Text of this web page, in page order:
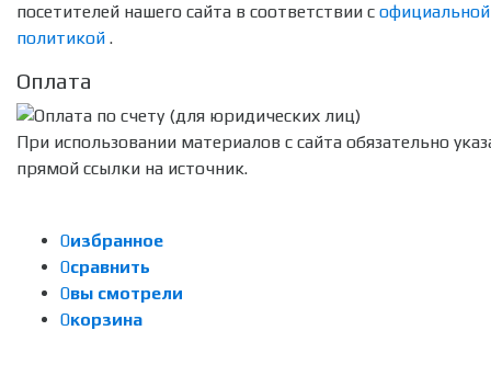
посетителей нашего сайта в соответствии с официальной
политикой .
Оплата
При использовании материалов с сайта обязательно
прямой ссылки на источник.
0избранное
0сравнить
0вы смотрели
0корзина